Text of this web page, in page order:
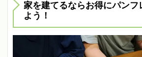
家を建てるならお得にパンフ
よう！